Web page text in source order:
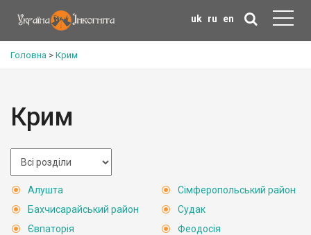
uk ru en
Головна > Крим
Крим
Алушта
Бахчисарайський район
Євпаторія
Сімферопольський район
Судак
Феодосія